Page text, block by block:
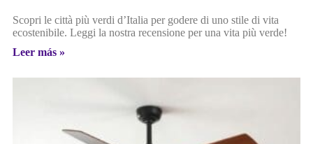
Scopri le città più verdi d’Italia per godere di uno stile di vita
ecostenibile. Leggi la nostra recensione per una vita più verde!
Leer más »